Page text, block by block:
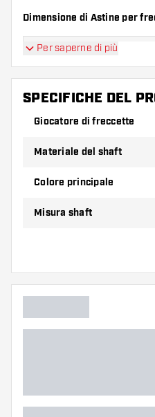
Dimensione di Astine per
Dimensioni:
Dimensioni 190
Dimensioni 330
Assicuratevi di avere a
danneggiarsi o
Per saperne di più
SPECIFICHE DEL
Giocatore di freccette
Materiale del shaft
Colore principale
Misura shaft